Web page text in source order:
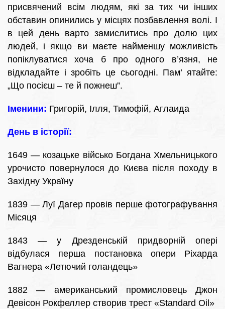
присвячений всім людям, які за тих чи інших
обставин опинились у місцях позбавлення волі. І
в цей день варто замислитись про долю цих
людей, і якщо ви маєте найменшу можливість
попіклуватися хоча б про одного в’язня, не
відкладайте і зробіть це сьогодні. Пам’ ятайте:
„Що посієш – те й пожнеш”.
Іменини: Григорій, Ілля, Тимофій, Аглаида
День в історії:
1649 — козацьке військо Богдана Хмельницького
урочисто повернулося до Києва після походу в
Західну Україну
1839 — Луї Дагер провів перше фотографування
Місяця
1843 — у Дрезденській придворній опері
відбулася перша постановка опери Ріхарда
Вагнера «Летючий голандець»
1882 — американський промисловець Джон
Девісон Рокфеллер створив трест «Standard Oil»